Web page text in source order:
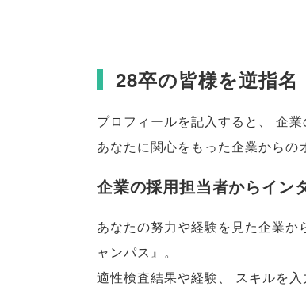
28卒の皆様を逆指名
プロフィールを記入すると 企
あなたに関心をもった企業からの
企業の採用担当者からイン
あなたの努力や経験を見た企業か
ャンパス』 。
適性検査結果や経験
スキルを